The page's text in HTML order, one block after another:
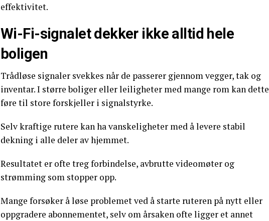
effektivitet.
Wi-Fi-signalet dekker ikke alltid hele
boligen
Trådløse signaler svekkes når de passerer gjennom vegger, tak og
inventar. I større boliger eller leiligheter med mange rom kan dette
føre til store forskjeller i signalstyrke.
Selv kraftige rutere kan ha vanskeligheter med å levere stabil
dekning i alle deler av hjemmet.
Resultatet er ofte treg forbindelse, avbrutte videomøter og
strømming som stopper opp.
Mange forsøker å løse problemet ved å starte ruteren på nytt eller
oppgradere abonnementet, selv om årsaken ofte ligger et annet